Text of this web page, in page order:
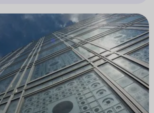
balades complètement à l’abri du
vous découvrirez avec nos parcours
près des bois aux portes de
grands parcs comme ceux des
ou de Montsouris.